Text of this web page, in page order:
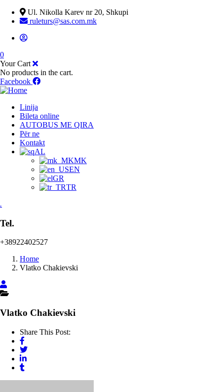
Ul. Nikolla Karev nr 20, Shkupi
ruleturs@sas.com.mk
0
Your Cart
No products in the cart.
Facebook
Linija
Bileta online
AUTOBUS ME QIRA
Për ne
Kontakt
AL
MK
EN
GR
TR
.
Tel.
+38922402527
Home
Vlatko Chakievski
Vlatko Chakievski
Share This Post: